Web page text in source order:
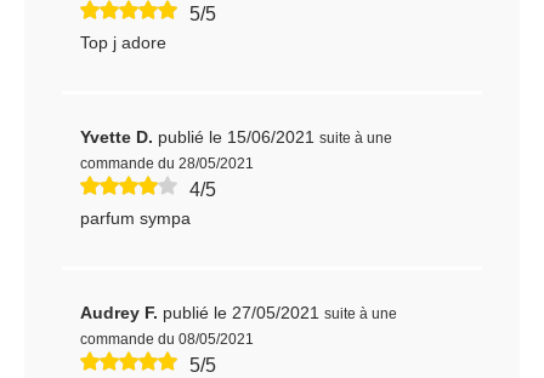
5/5
Top j adore
Yvette D. publié le 15/06/2021 suite à une
commande du 28/05/2021
4/5
parfum sympa
Audrey F. publié le 27/05/2021 suite à une
commande du 08/05/2021
5/5